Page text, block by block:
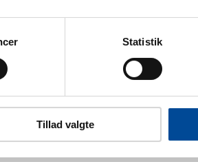
Statistik
Tillad valgte